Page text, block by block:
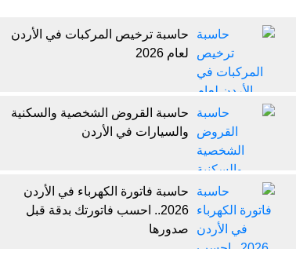
حاسبة ترخيص المركبات في الأردن
لعام 2026
حاسبة القروض الشخصية والسكنية
والسيارات في الأردن
حاسبة فاتورة الكهرباء في الأردن
2026.. احسب فاتورتك بدقة قبل
صدورها